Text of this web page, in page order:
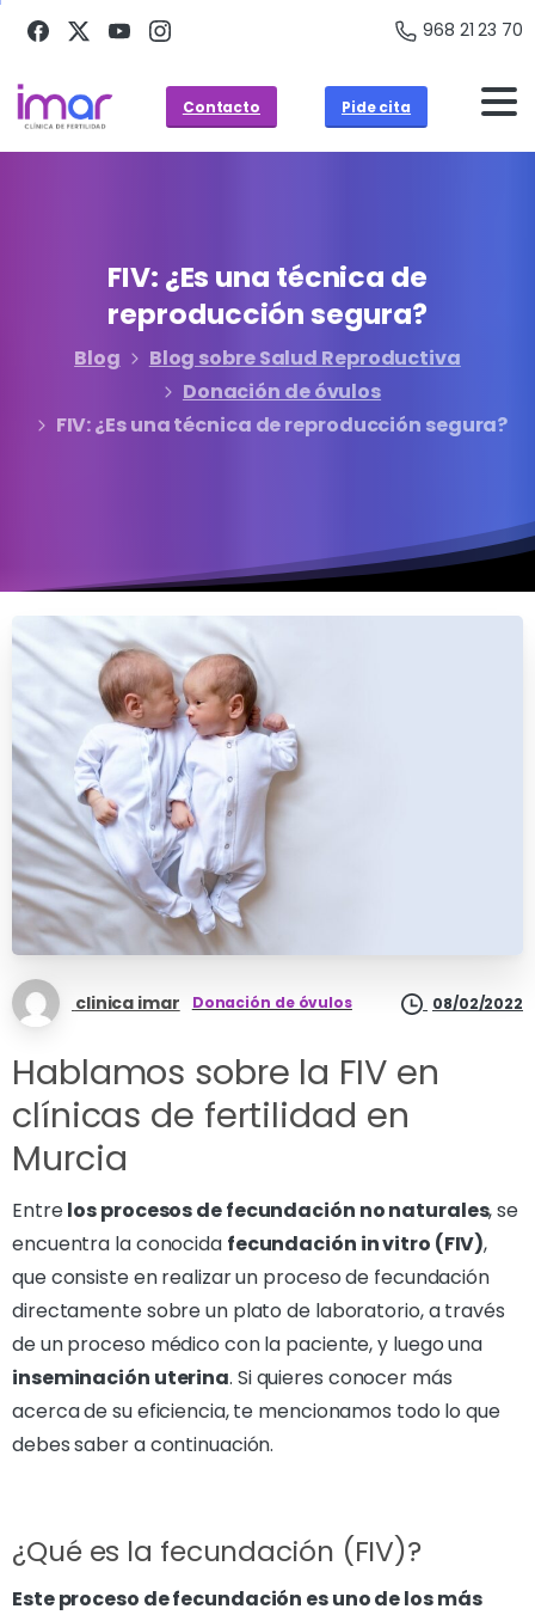
968 21 23 70
Contacto Pide cita
FIV: ¿Es una técnica de
reproducciónsegura?
Blog
Blog sobre Salud Reproductiva
Donación de óvulos
FIV: ¿Es una técnica de reproducción segura?
clinica imar Donación de óvulos 08/02/2022
Hablamos sobre la FIV en
clínicas de fertilidad en
Murcia
Entrelos procesos de fecundación no naturales, se
encuentra la conocida fecundación in vitro (FIV),
que consiste en realizar un proceso de fecundación
directamente sobre un plato de laboratorio, a través
de un proceso médico con la paciente, y luego una
inseminación uterina. Si quieres conocer más
acerca de su eficiencia, te mencionamos todo lo que
debes saber a continuación.
¿Qué es la fecundación (FIV)?
Este proceso de fecundación es uno de los más